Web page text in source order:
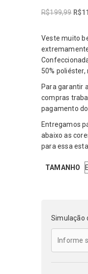
R$199,99 O
R$
Veste muito
50%
Para garantir
compras
pagamento
Entregamos
abaixo as
para essa
TAMANHO
Simulação